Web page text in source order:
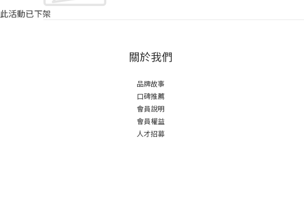
此活動已下架
關於我們
品牌故事
口碑推薦
會員說明
會員權益
人才招募